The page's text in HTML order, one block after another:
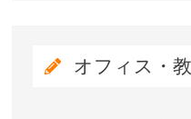
オフィス・